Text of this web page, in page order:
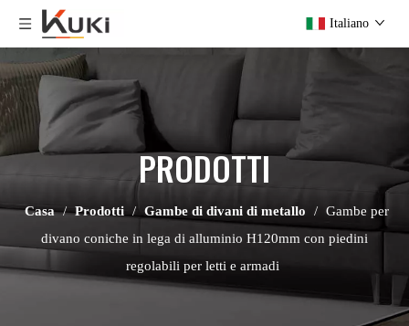
Italiano
PRODOTTI
Casa / Prodotti / Gambe di divani di metallo / Gambe per
divano coniche in lega di alluminio H120mm con piedini
regolabili per letti e armadi